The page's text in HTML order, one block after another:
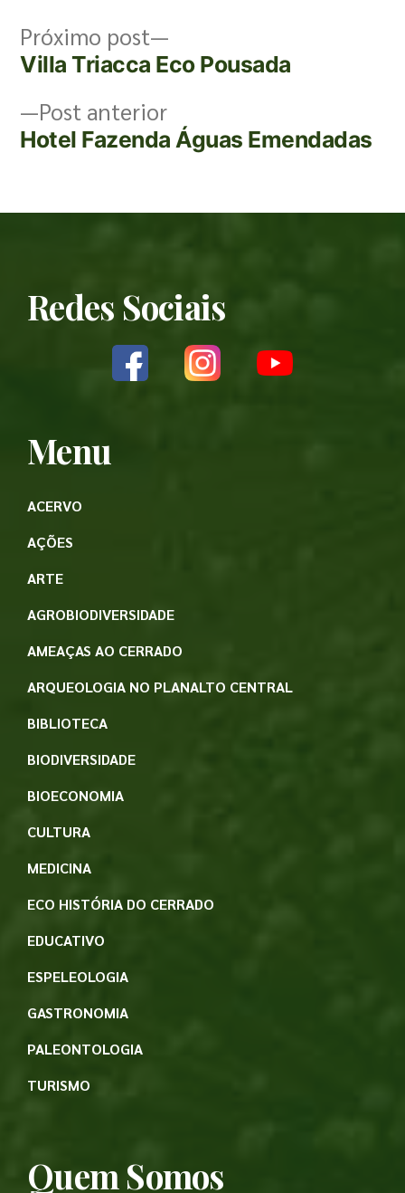
Post anterior
Hotel Fazenda Águas Emendadas
Próximo post
Villa Triacca Eco Pousada
Redes Sociais
Menu
ACERVO
AÇÕES
ARTE
AGROBIODIVERSIDADE
AMEAÇAS AO CERRADO
ARQUEOLOGIA NO PLANALTO CENTRAL
BIBLIOTECA
BIODIVERSIDADE
BIOECONOMIA
CULTURA
MEDICINA
ECO HISTÓRIA DO CERRADO
EDUCATIVO
ESPELEOLOGIA
GASTRONOMIA
PALEONTOLOGIA
TURISMO
Quem Somos